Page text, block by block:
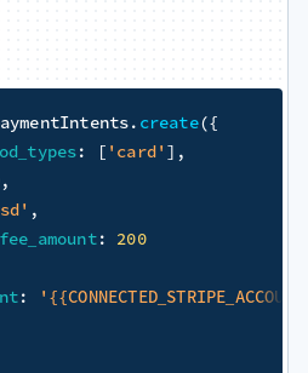
. create({
: [ 'card' ] ,
,
,
:
200
: